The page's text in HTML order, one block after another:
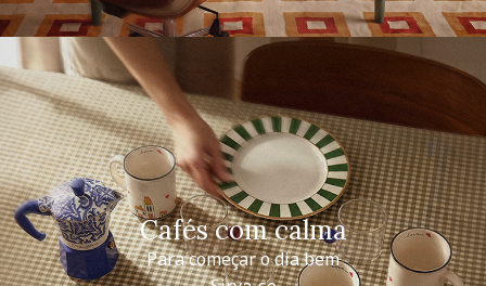
Cafés com calma
Para começar o dia bem